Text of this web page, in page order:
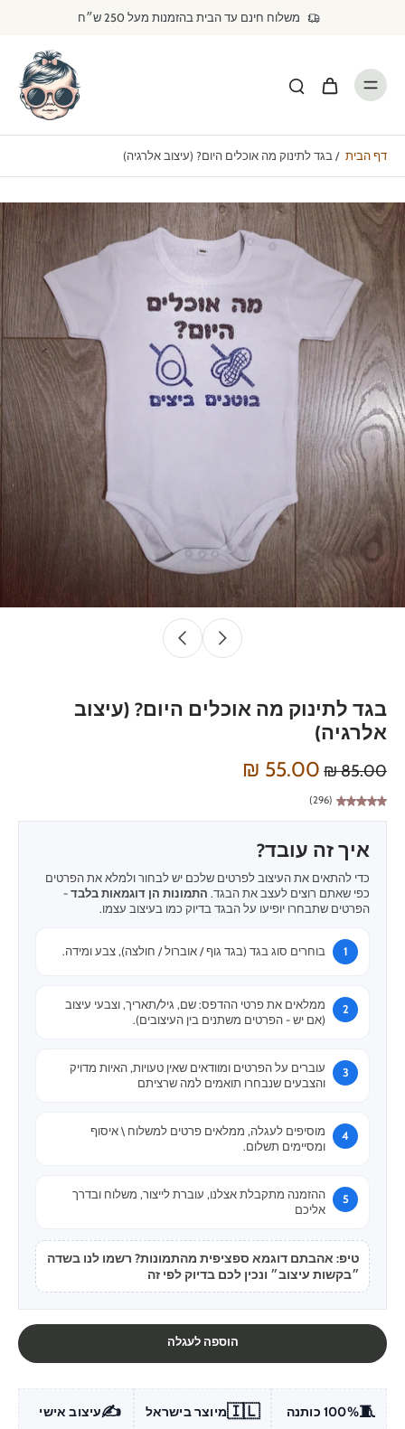
משלוח חינם עד הבית בהזמנות מעל 250 ש״ח
דף הבית / בגד לתינוק מה אוכלים היום? (עיצוב אלרגיה)
בגד לתינוק מה אוכלים היום? (עיצוב
אלרגיה)
85.00 ₪
55.00 ₪
(296)
איך זה עובד?
כדי להתאים את העיצוב לפרטים שלכם יש לבחור ולמלא את הפרטים
כפי שאתם רוצים לעצב את הבגד. התמונות הן דוגמאות בלבד -
הפרטים שתבחרו יופיעו על הבגד בדיוק כמו בעיצוב עצמו.
בוחרים סוג בגד (בגד גוף / אוברול / חולצה), צבע ומידה.
ממלאים את פרטי ההדפס: שם, גיל/תאריך, וצבעי עיצוב
(אם יש - הפרטים משתנים בין העיצובים).
עוברים על הפרטים ומוודאים שאין טעויות, האיות מדויק
והצבעים שנבחרו תואמים למה שרציתם
מוסיפים לעגלה, ממלאים פרטים למשלוח \ איסוף
ומסיימים תשלום.
ההזמנה מתקבלת אצלנו, עוברת לייצור, משלוח ובדרך
אליכם
טיפ: אהבתם דוגמא ספציפית מהתמונות? רשמו לנו בשדה
״בקשות עיצוב״ ונכין לכם בדיוק לפי זה
הוספה לעגלה
🧵100% כותנה 🇮🇱מיוצר בישראל ✍️עיצוב אישי